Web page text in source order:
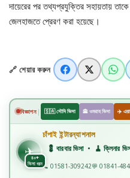
রংপুর
ব্রাহ্মণবাড়িয়া
পটুয়াখালী
জাতীয়
দায়েরের পর তথ্যপ্রযুক্তির সহায়তায়
জেলহাজতে প্রেরণ করা হয়েছে।
🔗 শেয়ার করুন
বিজ্ঞাপন | 🇸🇦 সৌদি ভিসা 🕋 ওমরাহ ভিসা ✈️
✈৪০+
ভিসা ধরন
চাঁপাই ইন্টারন্যাশনাল
💈 বারবার ভিসা • 🧹 ক্লিনার
📞 01581-309242💬 01841-